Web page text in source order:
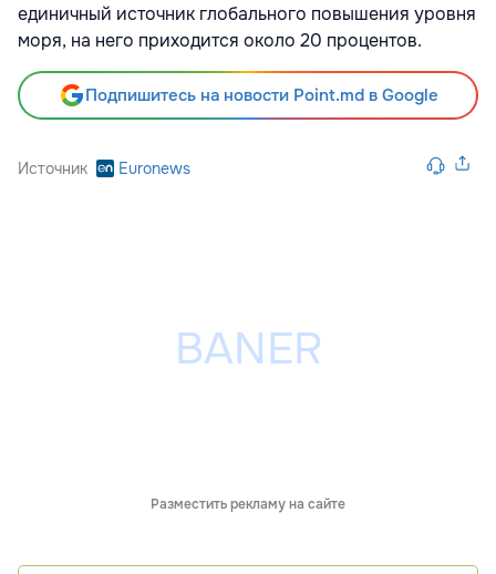
единичный источник глобального повышения уровня
моря, на него приходится около 20 процентов.
Подпишитесь на новости Point.md в Google
Источник Euronews
Разместить рекламу на сайте